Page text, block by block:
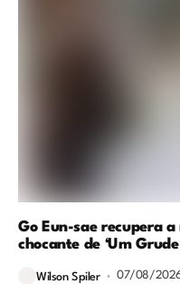
Go Eun-sae recupera
chocante de ‘Um
Wilson Spiler 07/08/